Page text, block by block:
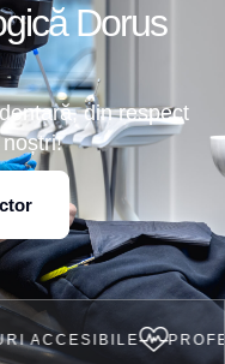
Dorus
din respect
PROFESIONIȘTI